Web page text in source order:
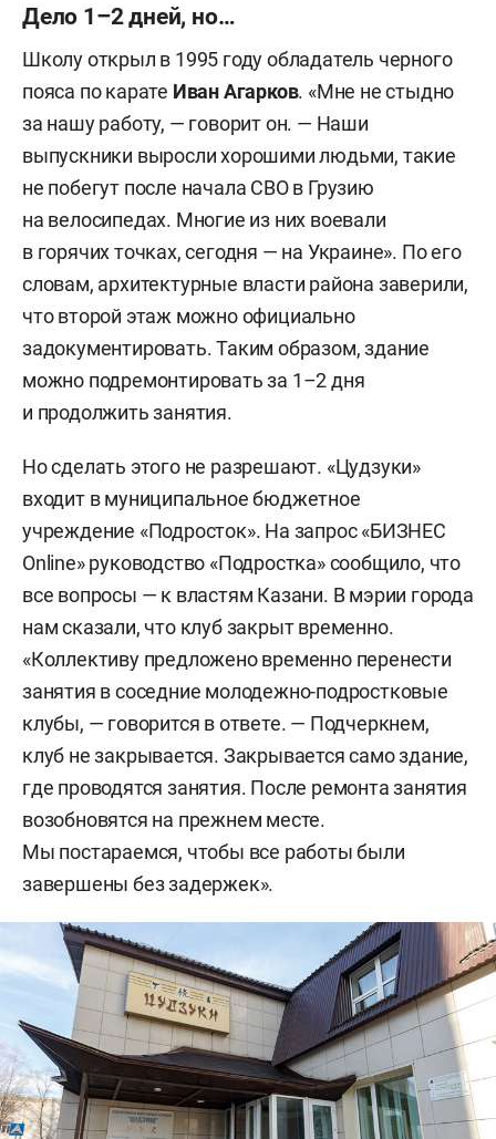
Дело 1–2 дней, но…
Школу открыл в 1995 году обладатель черного
пояса по карате Иван Агарков. «Мне не стыдно
за нашу работу, — говорит он. — Наши
выпускники выросли хорошими людьми, такие
не побегут после начала СВО в Грузию
на велосипедах. Многие из них воевали
в горячих точках, сегодня — на Украине». По его
словам, архитектурные власти района заверили,
что второй этаж можно официально
задокументировать. Таким образом, здание
можно подремонтировать за 1–2 дня
и продолжить занятия.
Но сделать этого не разрешают. «Цудзуки»
входит в муниципальное бюджетное
учреждение «Подросток». На запрос «БИЗНЕС
Online» руководство «Подростка» сообщило, что
все вопросы — к властям Казани. В мэрии города
нам сказали, что клуб закрыт временно.
«Коллективу предложено временно перенести
занятия в соседние молодежно-подростковые
клубы, — говорится в ответе. — Подчеркнем,
клуб не закрывается. Закрывается само здание,
где проводятся занятия. После ремонта занятия
возобновятся на прежнем месте.
Мы постараемся, чтобы все работы были
завершены без задержек».